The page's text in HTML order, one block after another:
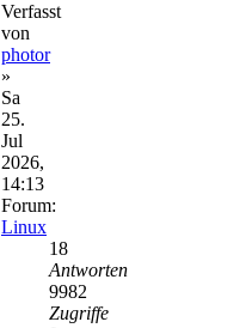
Verfasst
von
photor
»
Sa
25.
Jul
2026,
14:13
Forum:
Linux
18
Antworten
9982
Zugriffe